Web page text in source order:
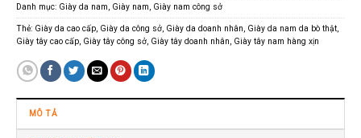
Danh mục: Giày da nam Giày nam Giày nam công sở
Thẻ: Giày da cao cấp, Giày da công sở, Giày da doanh nhân Giày da nam da bò thật,
Giày tây cao cấp, Giày tây công sở, Giày tây doanh nhân Giày tây nam hàng xịn
MÔ TẢ